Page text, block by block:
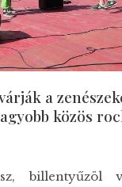
a
közös
billentyűzöl